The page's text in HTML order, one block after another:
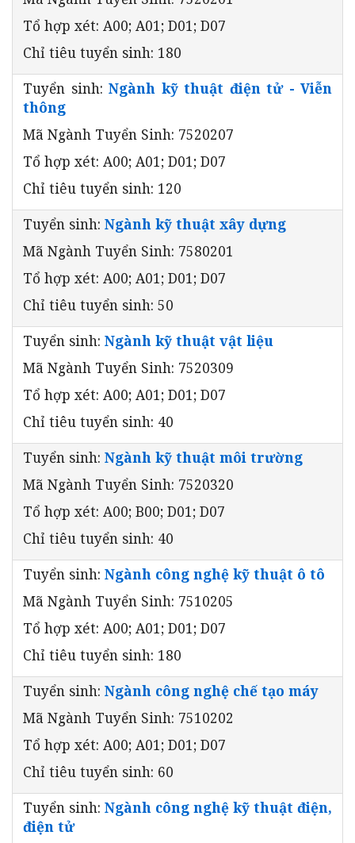
Tổ hợp xét: A00; A01; D01; D07
Chỉ tiêu tuyển sinh: 180
Tuyển sinh: Ngành kỹ thuật điện tử - Viễn
thông
Mã Ngành Tuyển Sinh: 7520207
Tổ hợp xét: A00; A01; D01; D07
Chỉ tiêu tuyển sinh: 120
Tuyển sinh: Ngành kỹ thuật xây dựng
Mã Ngành Tuyển Sinh: 7580201
Tổ hợp xét: A00; A01; D01; D07
Chỉ tiêu tuyển sinh: 50
Tuyển sinh: Ngành kỹ thuật vật liệu
Mã Ngành Tuyển Sinh: 7520309
Tổ hợp xét: A00; A01; D01; D07
Chỉ tiêu tuyển sinh: 40
Tuyển sinh: Ngành kỹ thuật môi trường
Mã Ngành Tuyển Sinh: 7520320
Tổ hợp xét: A00; B00; D01; D07
Chỉ tiêu tuyển sinh: 40
Tuyển sinh: Ngành công nghệ kỹ thuật ô tô
Mã Ngành Tuyển Sinh: 7510205
Tổ hợp xét: A00; A01; D01; D07
Chỉ tiêu tuyển sinh: 180
Tuyển sinh: Ngành công nghệ chế tạo máy
Mã Ngành Tuyển Sinh: 7510202
Tổ hợp xét: A00; A01; D01; D07
Chỉ tiêu tuyển sinh: 60
Tuyển sinh: Ngành công nghệ kỹ thuật điện,
điện tử